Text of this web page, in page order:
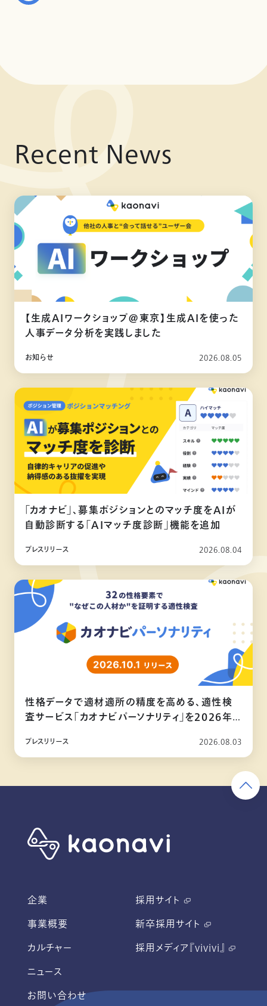
Recent News
【生成AIワークショップ@東京】生成AIを使った
人事データ分析を実践しました
お知らせ 2026.08.05
「カオナビ」、募集ポジションとのマッチ度をAIが
自動診断する「AIマッチ度診断」機能を追加
プレスリリース 2026.08.04
性格データで適材適所の精度を高める、適性検
査サービス「カオナビパーソナリティ」を2026年
プレスリリース 2026.08.03
企業
事業概要
カルチャー
ニュース
お問い合わせ
採用サイト
新卒採用サイト
採用メディア『vivivi』